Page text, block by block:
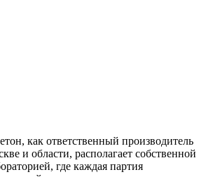
как ответственный производитель
и области, располагает собственной
где каждая партия